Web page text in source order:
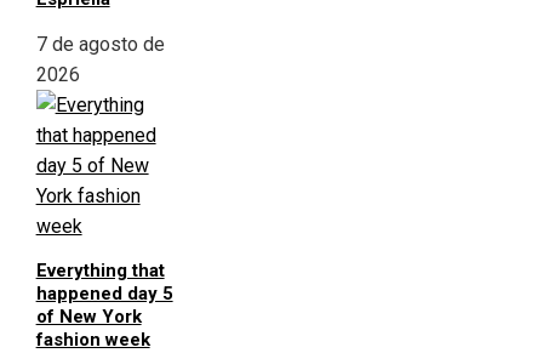
7 de agosto de
2026
Everything that
happened day 5
of New York
fashion week